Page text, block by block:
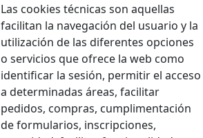
Las cookies técnicas son aquellas
facilitan la navegación del usuario y la
utilización de las diferentes opciones
o servicios que ofrece la web como
identificar la sesión, permitir el acceso
a determinadas áreas, facilitar
pedidos, compras, cumplimentación
de formularios, inscripciones,